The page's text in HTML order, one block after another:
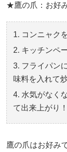
★鷹の爪：お
コンニャク
キッチンペ
フライパン
味料を入れて炒
水気がなく
て出来上がり！
鷹の爪はお好み